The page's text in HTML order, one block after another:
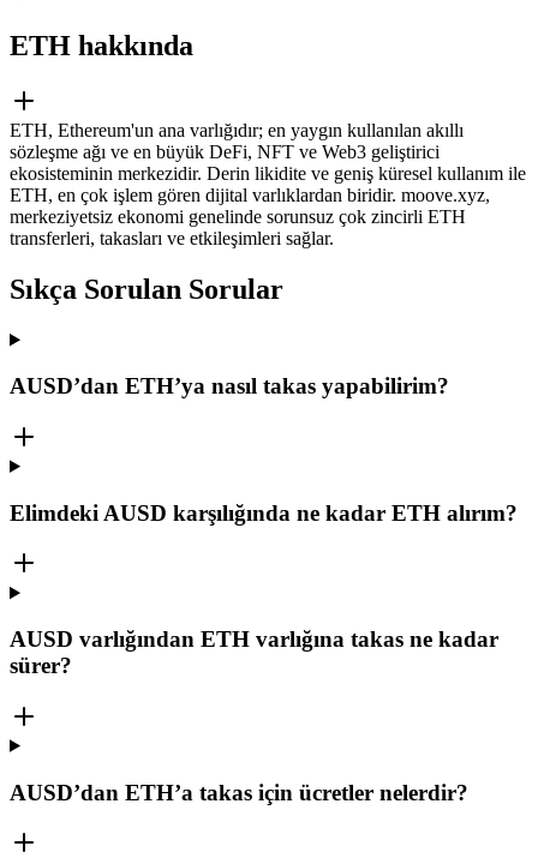
ETH hakkında
ETH, Ethereum'un ana varlığıdır; en yaygın kullanılan akıllı
sözleşme ağı ve en büyük DeFi, NFT ve Web3 geliştirici
ekosisteminin merkezidir. Derin likidite ve geniş küresel kullanım ile
ETH, en çok işlem gören dijital varlıklardan biridir. moove.xyz,
merkeziyetsiz ekonomi genelinde sorunsuz çok zincirli ETH
transferleri, takasları ve etkileşimleri sağlar.
Sıkça Sorulan Sorular
AUSD’dan ETH’ya nasıl takas yapabilirim?
Elimdeki AUSD karşılığında ne kadar ETH alırım?
AUSD varlığından ETH varlığına takas ne kadar
sürer?
AUSD’dan ETH’a takas için ücretler nelerdir?